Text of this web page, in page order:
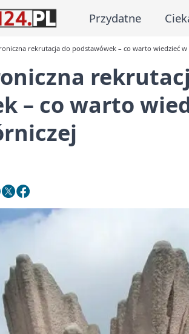
Przydatne
rekrutacja do podstawówek – co warto wiedzieć
– co warto